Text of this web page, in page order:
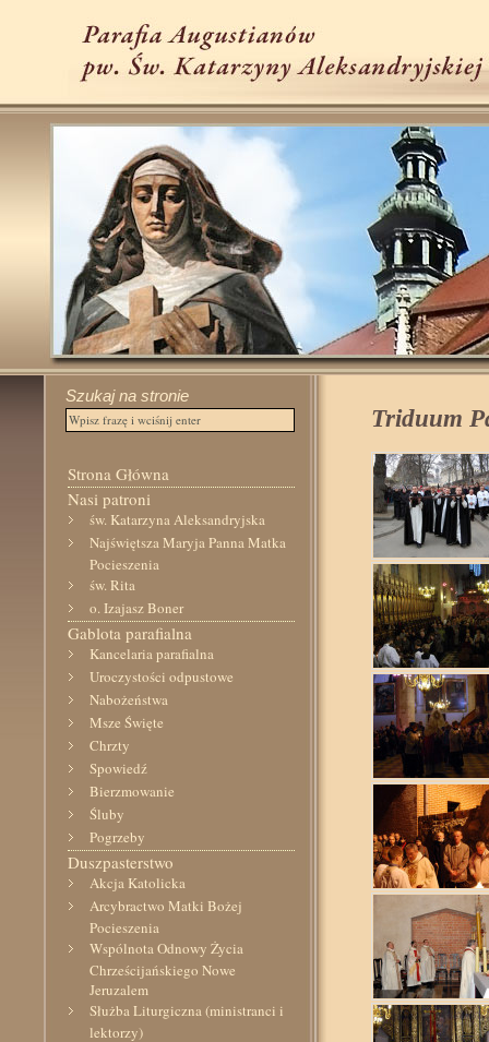
Triduum
Szukaj na stronie
Strona Główna
Nasi patroni
św. Katarzyna Aleksandryjska
Najświętsza Maryja Panna Matka
Pocieszenia
św. Rita
o. Izajasz Boner
Gablota parafialna
Kancelaria parafialna
Uroczystości odpustowe
Nabożeństwa
Msze Święte
Chrzty
Spowiedź
Bierzmowanie
Śluby
Pogrzeby
Duszpasterstwo
Akcja Katolicka
Arcybractwo Matki Bożej
Pocieszenia
Wspólnota Odnowy Życia
Chrześcijańskiego Nowe
Jeruzalem
Służba Liturgiczna (ministranci i
lektorzy)